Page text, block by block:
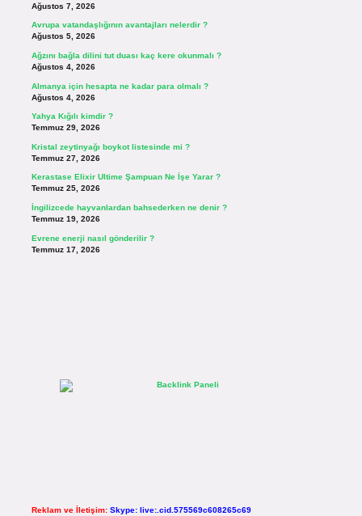
Ağustos 7, 2026
Avrupa vatandaşlığının avantajları nelerdir ?
Ağustos 5, 2026
Ağzını bağla dilini tut duası kaç kere okunmalı ?
Ağustos 4, 2026
Almanya için hesapta ne kadar para olmalı ?
Ağustos 4, 2026
Yahya Kığılı kimdir ?
Temmuz 29, 2026
Kristal zeytinyağı boykot listesinde mi ?
Temmuz 27, 2026
Kerastase Elixir Ultime Şampuan Ne İşe Yarar ?
Temmuz 25, 2026
İngilizcede hayvanlardan bahsederken ne denir ?
Temmuz 19, 2026
Evrene enerji nasıl gönderilir ?
Temmuz 17, 2026
Reklam ve İletişim: Skype: live:.cid.575569c608265c69